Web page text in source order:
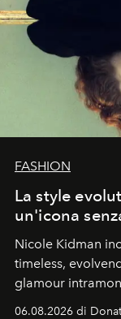
FASHION
La style
un'icona
Nicole Kidman
timeless,
glamour
06.08.2026 di